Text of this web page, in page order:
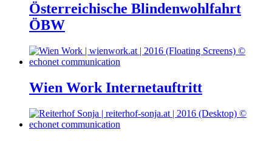
Österreichische Blindenwohlfahrt
ÖBW
Wien Work Internetauftritt